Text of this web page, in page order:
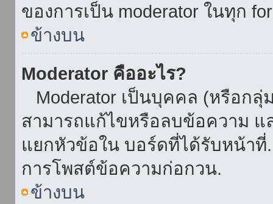
ของการเป็น moderator ในทุก
ข้างบน
Moderator คืออะไร?
Moderator เป็นบุคคล (หรือก
สามารถแก้ไขหรือลบข้อความ แ
แยกหัวข้อใน บอร์ดที่ได้รับหน้าที่
การโพสต์ข้อความก่อกวน.
ข้างบน